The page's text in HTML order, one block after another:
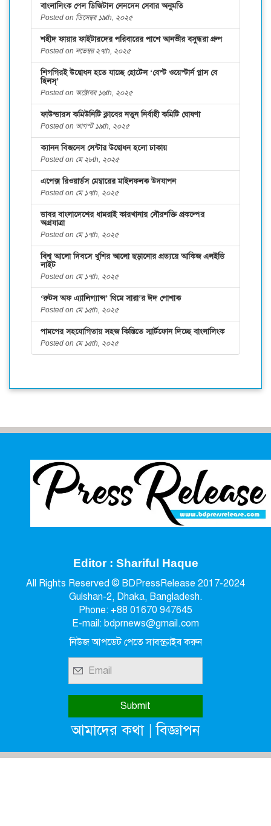
বাংলালিংক পেল ডিজিটাল লেনদেন সেবার অনুমতি
Posted on ডিসেম্বর ১৯th, ২০২৫
শহীদ ফায়ার ফাইটারদের পরিবারের পাশে আনভীর বসুন্ধরা গ্রুপ
Posted on নভেম্বর ২৭th, ২০২৫
শিগগিরই উদ্বোধন হতে যাচ্ছে হোটেল ‘বেস্ট ওয়েস্টার্ন প্লাস বে
হিলস্’
Posted on অক্টোবর ১৬th, ২০২৫
ফাউন্ডারস কমিউনিটি ক্লাবের নতুন নির্বাহী কমিটি ঘোষণা
Posted on আগস্ট ১৯th, ২০২৫
ক্যানন বিজনেস সেন্টার উদ্বোধন হলো ঢাকায়
Posted on মে ২৮th, ২০২৫
এপেক্স রিওয়ার্ডস মেম্বারের মাইলফলক উদযাপন
Posted on মে ১৭th, ২০২৫
ডাবর বাংলাদেশের ধামরাই কারখানায় সৌরশক্তি প্রকল্পের
অগ্রযাত্রা
Posted on মে ১৭th, ২০২৫
বিশ্ব আলো দিবসে খুশির আলো ছড়ানোর প্রত্যয়ে আকিজ এলইডি
লাইট
Posted on মে ১৭th, ২০২৫
‘রুটস অফ এ্যালিগ্যান্স’ থিমে সারা’র ঈদ পোশাক
Posted on মে ১৫th, ২০২৫
পামপের সহযোগিতায় সহজ কিস্তিতে স্মার্টফোন দিচ্ছে বাংলালিংক
Posted on মে ১৫th, ২০২৫
Editor : Shariful Haque
All Rights Reserved © BDPressRelease 2017-2024
Gulshan-2, Dhaka, Bangladesh.
Phone: +88 01670 947645
E-mail: bdprnews@gmail.com
নিউজ আপডেট পেতে সাবস্ক্রাইব করুন
আমাদের কথা|বিজ্ঞাপন